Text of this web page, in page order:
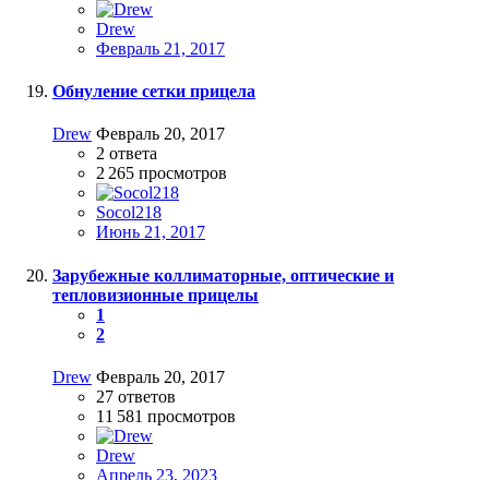
Drew
Февраль 21, 2017
Обнуление сетки прицела
Drew Февраль 20, 2017
2 ответа
2 265 просмотров
Socol218
Июнь 21, 2017
Зарубежные коллиматорные, оптические и
тепловизионные прицелы
1
2
Drew Февраль 20, 2017
27 ответов
11 581 просмотров
Drew
Апрель 23, 2023